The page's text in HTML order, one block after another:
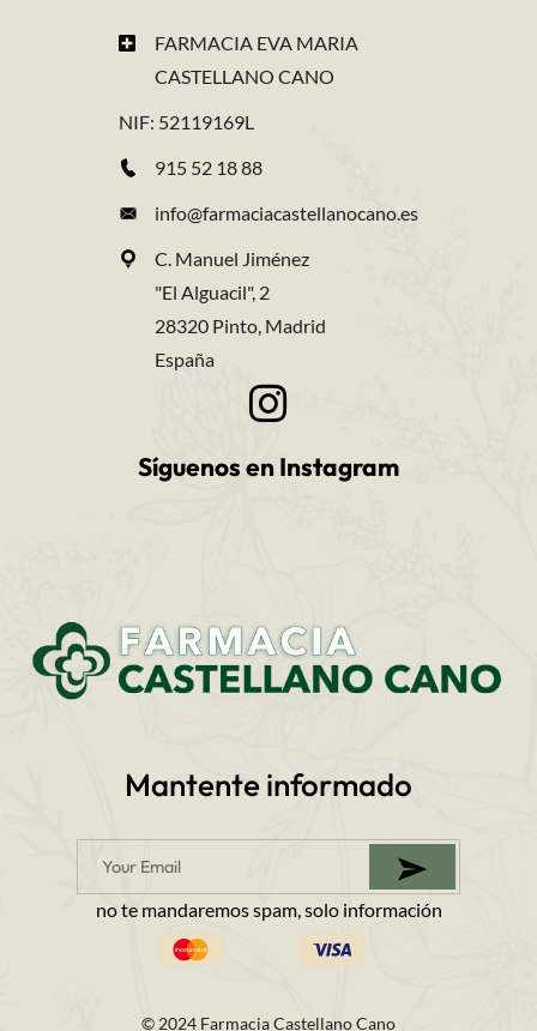
FARMACIA EVA MARIA
CASTELLANO CANO
NIF: 52119169L
915 52 18 88
info@farmaciacastellanocano.es
C. Manuel Jiménez
"El Alguacil", 2
28320 Pinto, Madrid
España
Síguenos en Instagram
Mantente informado
no te mandaremos spam, solo información
© 2024 Farmacia Castellano Cano